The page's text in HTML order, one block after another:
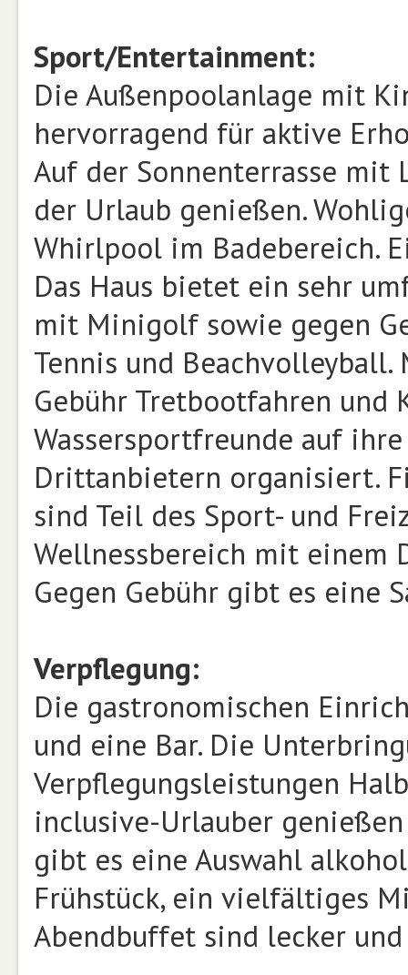
Sport/Entertainment:
Die Außenpoolanlage mit
hervorragend für aktive
Auf der Sonnenterrasse mit
der Urlaub genießen.
Whirlpool im Badebereich.
Das Haus bietet ein sehr
mit Minigolf sowie gegen
Tennis und
Gebühr Tretbootfahren und
Wassersportfreunde auf
Drittanbietern organisiert.
sind Teil des Sport- und
Wellnessbereich mit einem
Gegen Gebühr gibt es eine
Verpflegung:
Die gastronomischen
und eine Bar. Die
Verpflegungsleistungen
inclusive-Urlauber
gibt es eine Auswahl
Frühstück, ein vielfältiges
Abendbuffet sind lecker